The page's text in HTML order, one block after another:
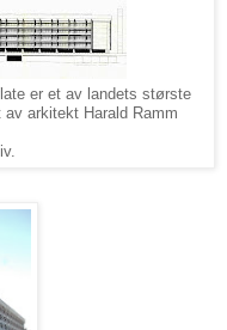
er et av landets største
arkitekt Harald Ramm